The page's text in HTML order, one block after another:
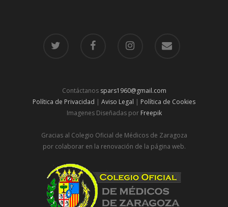
Contáctanos spars1960@gmail.com
Política de Privacidad | Aviso Legal | Política de Cookies
Imagenes Diseñadas por Freepik
Gracias al Colegio Oficial de Médicos de Zaragoza
por colaborar en la renovación de la página web.